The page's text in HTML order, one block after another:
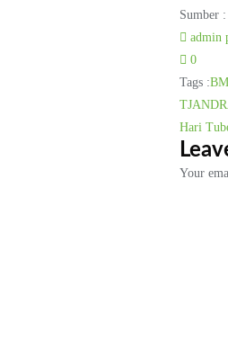
Sumber
admin
0
Tags :
Hari
Your